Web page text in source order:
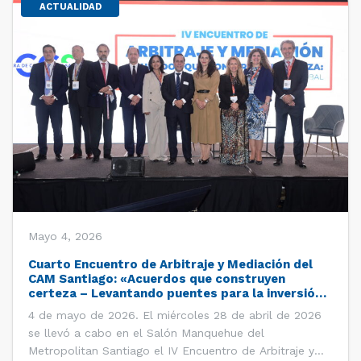
ACTUALIDAD
Mayo 4, 2026
Cuarto Encuentro de Arbitraje y Mediación del
CAM Santiago: «Acuerdos que construyen
certeza – Levantando puentes para la inversión
4 de mayo de 2026. El miércoles 28 de abril de 2026
se llevó a cabo en el Salón Manquehue del
Metropolitan Santiago el IV Encuentro de Arbitraje y